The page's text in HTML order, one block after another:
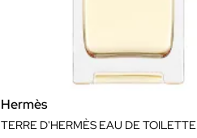
Hermès
TERRE D'HERMÈS EAU DE TOILETTE